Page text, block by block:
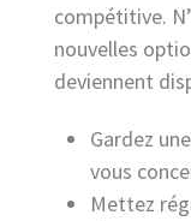
compétitive.
nouvelles
deviennent
Gardez
vous
Mettez